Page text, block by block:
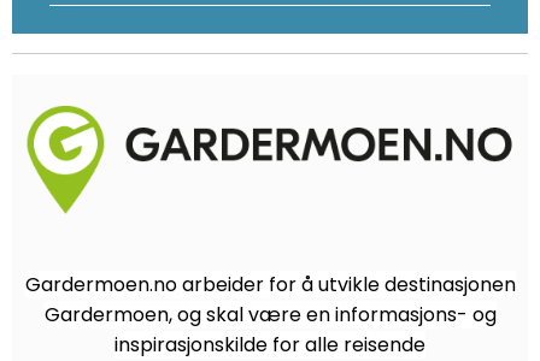
Gardermoen.no arbeider for å utvikle destinasjonen
Gardermoen, og skal være en informasjons- og
inspirasjonskilde for alle reisende